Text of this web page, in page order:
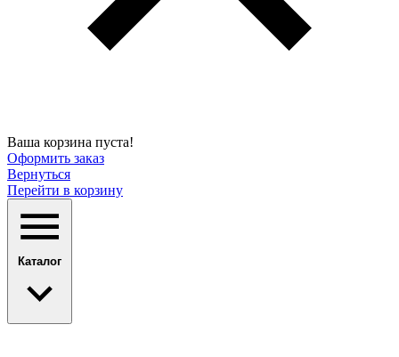
Ваша корзина пуста!
Оформить заказ
Вернуться
Перейти в корзину
Каталог